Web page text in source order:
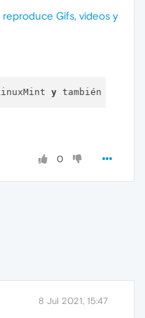
Gifs, videos y
LinuxMint
y también me
0
8 Jul 2021, 15:47